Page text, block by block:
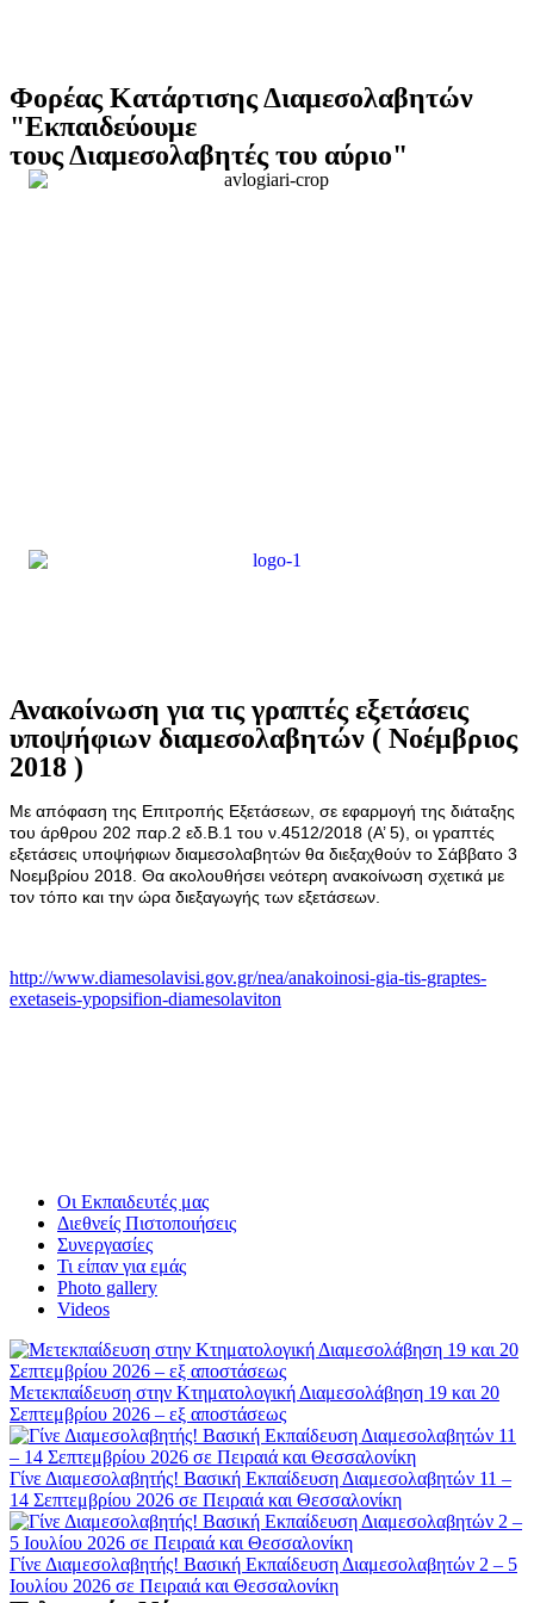
Φορέας Κατάρτισης Διαμεσολαβητών
"Εκπαιδεύουμε
τους Διαμεσολαβητές του αύριο"
Ανακοίνωση για τις γραπτές εξετάσεις
υποψήφιων διαμεσολαβητών ( Νοέμβριος
2018 )
Με απόφαση της Επιτροπής Εξετάσεων, σε εφαρμογή της διάταξης
του άρθρου 202 παρ.2 εδ.Β.1 του ν.4512/2018 (Α’ 5), οι γραπτές
εξετάσεις υποψήφιων διαμεσολαβητών θα διεξαχθούν το Σάββατο 3
Νοεμβρίου 2018. Θα ακολουθήσει νεότερη ανακοίνωση σχετικά με
τον τόπο και την ώρα διεξαγωγής των εξετάσεων.
http://www.diamesolavisi.gov.gr/nea/anakoinosi-gia-tis-graptes-
exetaseis-ypopsifion-diamesolaviton
Οι Εκπαιδευτές μας
Διεθνείς Πιστοποιήσεις
Συνεργασίες
Τι είπαν για εμάς
Photo gallery
Videos
Μετεκπαίδευση στην Κτηματολογική Διαμεσολάβηση 19 και 20
Σεπτεμβρίου 2026 – εξ αποστάσεως
Γίνε Διαμεσολαβητής! Βασική Εκπαίδευση Διαμεσολαβητών 11 –
14 Σεπτεμβρίου 2026 σε Πειραιά και Θεσσαλονίκη
Γίνε Διαμεσολαβητής! Βασική Εκπαίδευση Διαμεσολαβητών 2 – 5
Ιουλίου 2026 σε Πειραιά και Θεσσαλονίκη